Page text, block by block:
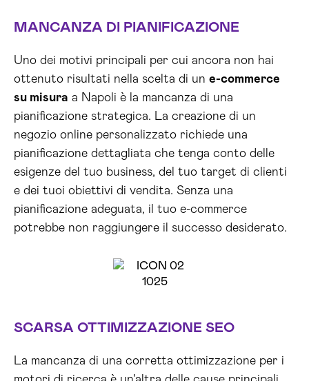
MANCANZA DI PIANIFICAZIONE
Uno dei motivi principali per cui ancora non hai
ottenuto risultati nella scelta di un e-commerce
su misura a Napoli è la mancanza di una
pianificazione strategica. La creazione di un
negozio online personalizzato richiede una
pianificazione dettagliata che tenga conto delle
esigenze del tuo business, del tuo target di clienti
e dei tuoi obiettivi di vendita. Senza una
pianificazione adeguata, il tuo e-commerce
potrebbe non raggiungere il successo desiderato.
SCARSA OTTIMIZZAZIONE SEO
La mancanza di una corretta ottimizzazione per i